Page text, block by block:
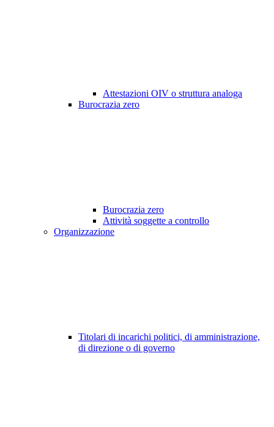
Attestazioni OIV o struttura analoga
Burocrazia zero
Burocrazia zero
Attività soggette a controllo
Organizzazione
Titolari di incarichi politici, di amministrazione,
di direzione o di governo